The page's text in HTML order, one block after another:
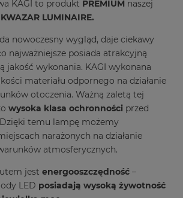
KAGI to produkt PREMIUM naszej
KWAZAR LUMINAIRE.
nowoczesny wygląd, daje ciekawy
najważniejsze posiada atrakcyjną
jakość wykonania. KAGI wykonana
materiału odpornego na działanie
otoczenia. Ważną zaletą tej
wysoka klasa ochronności przed
temu lampę możemy
narażonych na działanie
atmosferycznych.
jest energooszczędność –
LED posiadają wysoką żywotność